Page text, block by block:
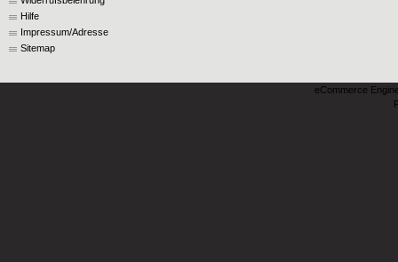
Hilfe
Impressum/Adresse
Sitemap
eCommerce